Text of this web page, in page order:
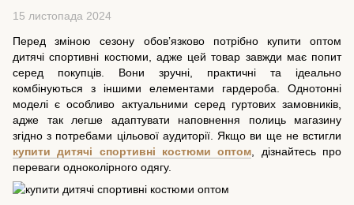
15 листопада 2024
Перед зміною сезону обов’язково потрібно купити оптом
дитячі спортивні костюми, адже цей товар завжди має попит
серед покупців. Вони зручні, практичні та ідеально
комбінуються з іншими елементами гардероба. Однотонні
моделі є особливо актуальними серед гуртових замовників,
адже так легше адаптувати наповнення полиць магазину
згідно з потребами цільової аудиторії. Якщо ви ще не встигли
купити дитячі спортивні костюми оптом , дізнайтесь про
переваги одноколірного одягу.